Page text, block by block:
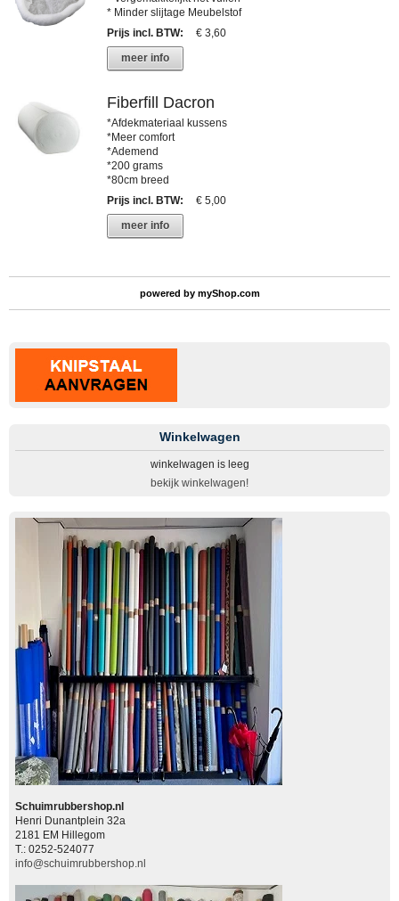
* Minder slijtage Meubelstof
Prijs incl. BTW:
€ 3,60
meer info
Fiberfill Dacron
*Afdekmateriaal kussens
*Meer comfort
*Ademend
*200 grams
*80cm breed
Prijs incl. BTW:
€ 5,00
meer info
powered by myShop.com
Winkelwagen
winkelwagen is leeg
bekijk winkelwagen!
Schuimrubbershop.nl
Henri Dunantplein 32a
2181 EM Hillegom
T.: 0252-524077
info@schuimrubbershop.nl